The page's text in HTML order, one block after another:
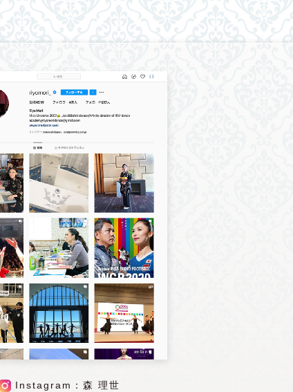
Instagram：森 理世